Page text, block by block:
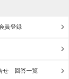
員登録
せ 回答一覧